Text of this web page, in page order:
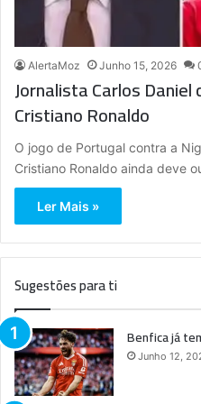
AlertaMoz Junho 15, 2026
Jornalista Carlos
Cristiano Ronaldo
O jogo de Portugal contra a
Cristiano Ronaldo ainda deve
Ler Mais »
Sugestões para ti
Benfica já
Junho 12,